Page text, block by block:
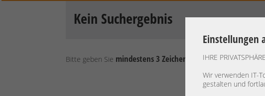
Einstellungen
IHRE
Wir verwenden IT-
gestalten und
Kein Suchergebnis
Bitte geben Sie mindestens 3 Zeichen